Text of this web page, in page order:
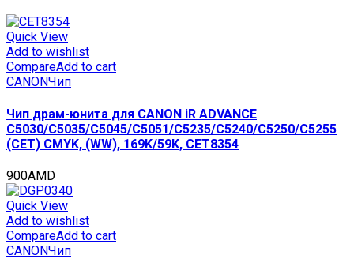
iR
ADVANCE
4525i/4535i/4545i/4551i
(CET),
CET7491
Quick View
Add to wishlist
CompareAdd to cart
CANONЧип
Чип драм-юнита для CANON iR ADVANCE
C5030/C5035/C5045/C5051/C5235/C5240/C5250/C5255
(CET) CMYK, (WW), 169K/59K, CET8354
900AMD
Quick View
Add to wishlist
CompareAdd to cart
CANONЧип